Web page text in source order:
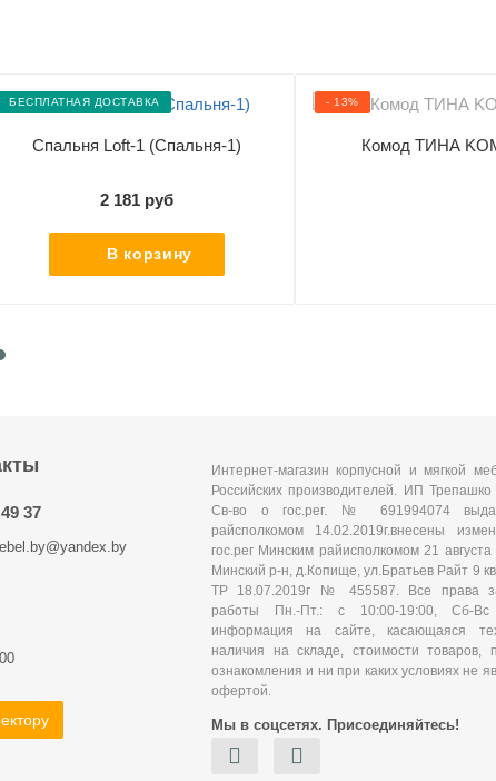
БЕСПЛАТНАЯ ДОСТАВКА
Спальня Loft-1 (Спальня-1)
2 181 руб
В корзину
- 13%
Комод ТИНА
37
Интернет-магазин корпусной и мягкой
Российских производителей. ИП
Св-во о гос.рег. № 691994074
райсполкомом 14.02.2019г.внесены
гос.рег Минским райисполкомом 21
Минский р-н, д.Копище, ул.Братьев Райт 9
ТР 18.07.2019г № 455587. Все права
работы Пн.-Пт.: с 10:00-19:00, Сб-
информация на сайте, касающаяся
наличия на складе, стоимости товаров,
ознакомления и ни при каких условиях не
офертой.
Мы в соцсетях. Присоединяйтесь!